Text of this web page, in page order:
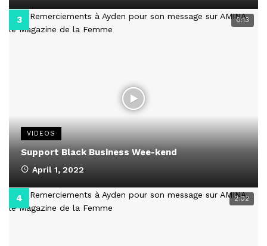
0:13
VIDEOS
Support Black Business Wee-kend
April 1, 2022
2:02